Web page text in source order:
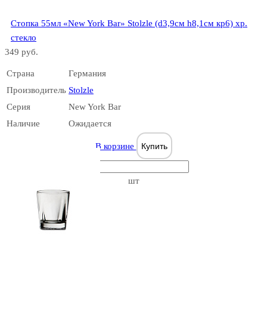
Стопка 55мл «New York Bar» Stolzle (d3,9см h8,1см кр6) хр.
стекло
349 руб.
Страна
Германия
Производитель Stolzle
Серия
New York Bar
Наличие
Ожидается
В корзине Купить
шт